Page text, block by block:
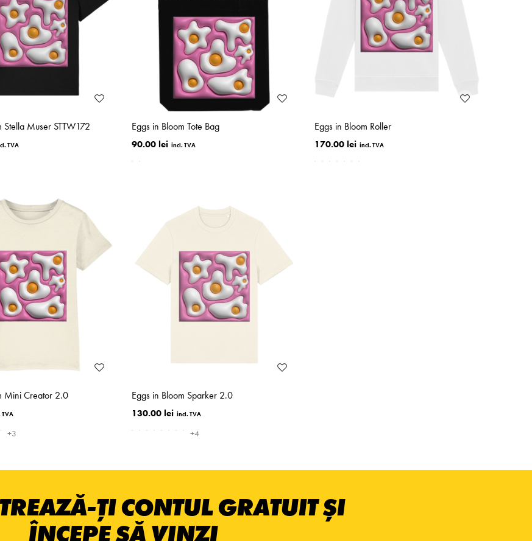
Stella Muser STTW172 Eggs in Bloom Tote Bag
90.00 lei
Eggs in Bloom Roller
170.00 lei
Mini Creator 2.0
+3
Eggs in Bloom Sparker 2.0
130.00 lei
+4
ȚI CONTUL GRATUIT ȘI
ÎNCEPE SĂ VINZI